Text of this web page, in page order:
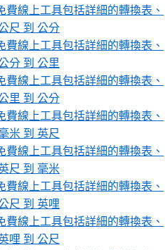
費線上工具包括詳細的轉換表、
尺 到 公分
費線上工具包括詳細的轉換表、
分 到 公里
費線上工具包括詳細的轉換表、
里 到 公分
費線上工具包括詳細的轉換表、
米 到 英尺
費線上工具包括詳細的轉換表、
尺 到 毫米
費線上工具包括詳細的轉換表、
尺 到 英哩
費線上工具包括詳細的轉換表、
哩 到 公尺